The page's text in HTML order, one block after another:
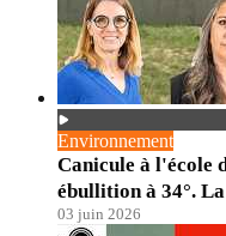
Environnement
Canicule à l'école
ébullition à 34°.
03 juin 2026